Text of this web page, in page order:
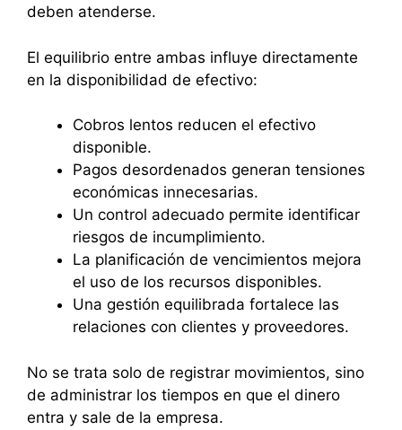
deben atenderse.
El equilibrio entre ambas influye directamente
en la disponibilidad de efectivo:
Cobros lentos reducen el efectivo
disponible.
Pagos desordenados generan tensiones
económicas innecesarias.
Un control adecuado permite identificar
riesgos de incumplimiento.
La planificación de vencimientos mejora
el uso de los recursos disponibles.
Una gestión equilibrada fortalece las
relaciones con clientes y proveedores.
No se trata solo de registrar movimientos, sino
de administrar los tiempos en que el dinero
entra y sale de la empresa.